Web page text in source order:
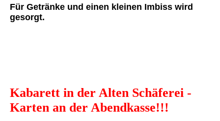
Für Getränke und einen kleinen Imbiss wird
gesorgt.
Kabarett in der Alten Schäferei -
Karten an der Abendkasse!!!